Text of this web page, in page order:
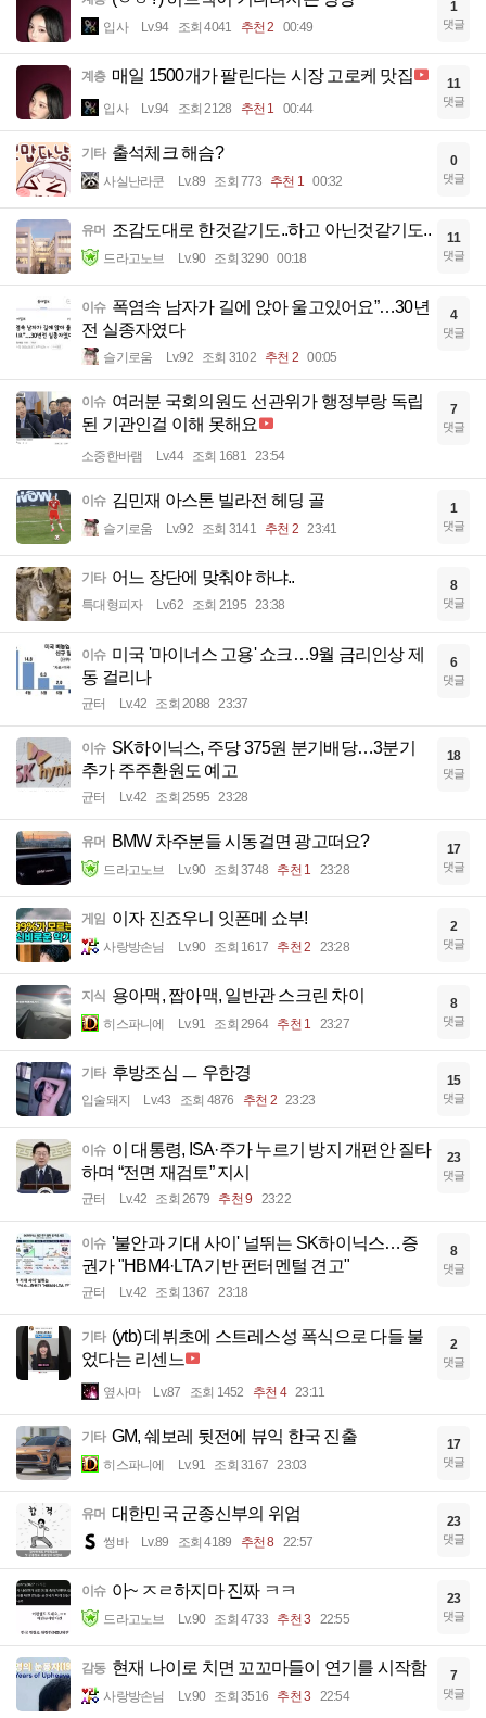
입사 Lv.94 조회 4041 추천 2 00:49
1
댓글
계층 매일 1500개가 팔린다는 시장 고로케 맛집
입사 Lv.94 조회 2128 추천 1 00:44
11
댓글
기타 출석체크 해슴?
사실난라쿤 Lv.89 조회 773 추천 1 00:32
0
댓글
유머 조감도대로 한것같기도..하고 아닌것같기도..
드라고노브 Lv.90 조회 3290 00:18
11
댓글
이슈 폭염속 남자가 길에 앉아 울고있어요”…30년
전 실종자였다
슬기로움 Lv.92 조회 3102 추천 2 00:05
4
댓글
이슈 여러분 국회의원도 선관위가 행정부랑 독립
된 기관인걸 이해 못해요
소중한바램 Lv.44 조회 1681 23:54
7
댓글
이슈 김민재 아스톤 빌라전 헤딩 골
슬기로움 Lv.92 조회 3141 추천 2 23:41
1
댓글
기타 어느 장단에 맞춰야 하냐..
특대형피자 Lv.62 조회 2195 23:38
8
댓글
이슈 미국 '마이너스 고용' 쇼크…9월 금리인상 제
동 걸리나
균터 Lv.42 조회 2088 23:37
6
댓글
이슈 SK하이닉스, 주당 375원 분기배당…3분기
추가 주주환원도 예고
균터 Lv.42 조회 2595 23:28
18
댓글
유머 BMW 차주분들 시동걸면 광고떠요?
드라고노브 Lv.90 조회 3748 추천 1 23:28
17
댓글
게임 이자 진죠우니 잇폰메 쇼부!
사랑방손님 Lv.90 조회 1617 추천 2 23:28
2
댓글
지식 용아맥, 짭아맥, 일반관 스크린 차이
히스파니에 Lv.91 조회 2964 추천 1 23:27
8
댓글
기타 후방조심 ㅡ 우한경
입술돼지 Lv.43 조회 4876 추천 2 23:23
15
댓글
이슈 이 대통령, ISA·주가 누르기 방지 개편안 질타
하며 “전면 재검토” 지시
균터 Lv.42 조회 2679 추천 9 23:22
23
댓글
이슈 '불안과 기대 사이' 널뛰는 SK하이닉스…증
권가 "HBM4·LTA 기반 펀터멘털 견고"
균터 Lv.42 조회 1367 23:18
8
댓글
기타 (ytb) 데뷔초에 스트레스성 폭식으로 다들 불
었다는 리센느
옆사마 Lv.87 조회 1452 추천 4 23:11
2
댓글
기타 GM, 쉐보레 뒷전에 뷰익 한국 진출
히스파니에 Lv.91 조회 3167 23:03
17
댓글
유머 대한민국 군종신부의 위엄
썽바 Lv.89 조회 4189 추천 8 22:57
23
댓글
이슈 아~ ㅈㄹ하지마 진짜 ㅋㅋ
드라고노브 Lv.90 조회 4733 추천 3 22:55
23
댓글
감동 현재 나이로 치면 꼬꼬마들이 연기를 시작함
사랑방손님 Lv.90 조회 3516 추천 3 22:54
7
댓글